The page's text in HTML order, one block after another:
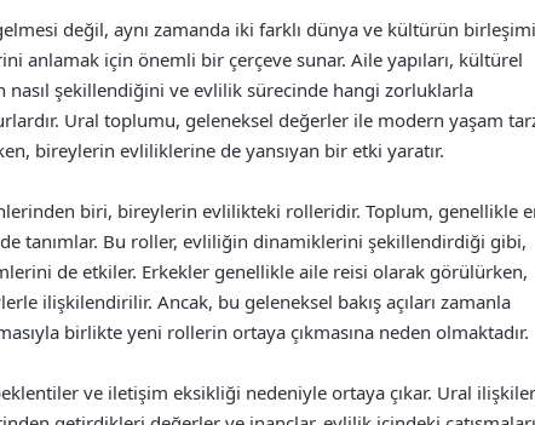
değil, aynı zamanda iki farklı dünya ve kültürün
anlamak için önemli bir çerçeve sunar. Aile yapıları, kültürel
şekillendiğini ve evlilik sürecinde hangi zorluklarla
Ural toplumu, geleneksel değerler ile modern yaşam
bireylerin evliliklerine de yansıyan bir etki yaratır.
biri, bireylerin evlilikteki rolleridir. Toplum, genellikle
tanımlar. Bu roller, evliliğin dinamiklerini şekillendirdiği gibi,
de etkiler. Erkekler genellikle aile reisi olarak görülürken,
ilişkilendirilir. Ancak, bu geleneksel bakış açıları zamanla
birlikte yeni rollerin ortaya çıkmasına neden olmaktadır.
ve iletişim eksikliği nedeniyle ortaya çıkar. Ural